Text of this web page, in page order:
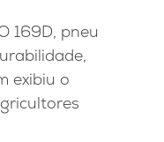
169D, pneu
exibiu o